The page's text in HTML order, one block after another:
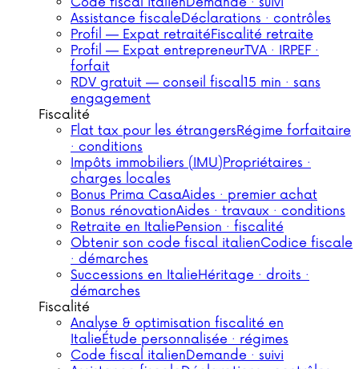
Assistance fiscaleDéclarations · contrôles
Profil — Expat retraitéFiscalité retraite
Profil — Expat entrepreneurTVA · IRPEF ·
forfait
RDV gratuit — conseil fiscal15 min · sans
engagement
Fiscalité
Flat tax pour les étrangersRégime forfaitaire
· conditions
Impôts immobiliers (IMU)Propriétaires ·
charges locales
Bonus Prima CasaAides · premier achat
Bonus rénovationAides · travaux · conditions
Retraite en ItaliePension · fiscalité
Obtenir son code fiscal italienCodice fiscale
· démarches
Successions en ItalieHéritage · droits ·
démarches
Fiscalité
Analyse & optimisation fiscalité en
ItalieÉtude personnalisée · régimes
Code fiscal italienDemande · suivi